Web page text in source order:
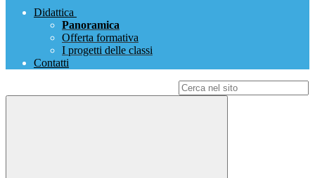
Didattica
Panoramica
Offerta formativa
I progetti delle classi
Contatti